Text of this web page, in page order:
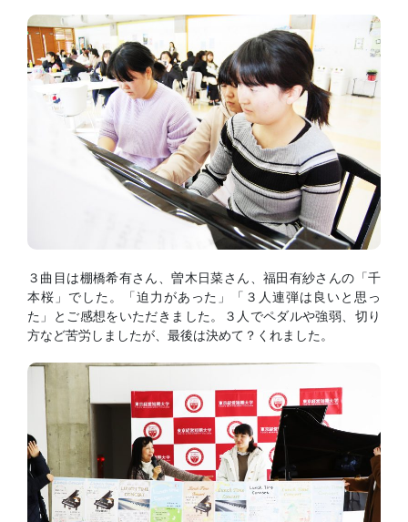
３曲目は棚橋希有さん、曽木日菜さん、福田有紗さんの「千
本桜」でした。「迫力があった」「３人連弾は良いと思っ
た」とご感想をいただきました。３人でペダルや強弱、切り
方など苦労しましたが、最後は決めて？くれました。